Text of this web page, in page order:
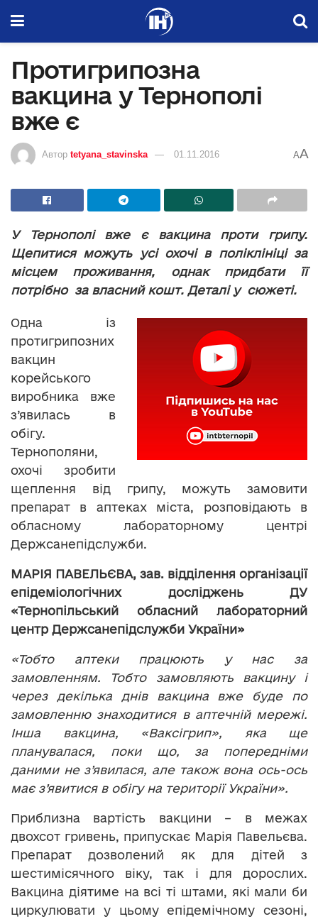
Протигрипозна
вакцина у Тернополі
вже є
Автор tetyana_stavinska 01.11.2016 AA
У Тернополі вже є вакцина проти грипу.
Щепитися можуть усі охочі в поліклініці за
місцем проживання, однак придбати її
потрібно за власний кошт. Деталі у сюжеті.
Одна із
протигрипозних
вакцин
корейського
виробника вже
з’явилась в
обігу.
Тернополяни,
охочі зробити
щеплення від грипу, можуть замовити
препарат в аптеках міста, розповідають в
обласному лабораторному центрі
Держсанепідслужби.
МАРІЯ ПАВЕЛЬЄВА, зав. відділення організації
епідеміологічних досліджень ДУ
«Тернопільський обласний лабораторний
центр Держсанепідслужби України»
«Тобто аптеки працюють у нас за
замовленням. Тобто замовляють вакцину і
через декілька днів вакцина вже буде по
замовленню знаходитися в аптечній мережі.
Інша вакцина, «Ваксігрип», яка ще
планувалася, поки що, за попередніми
даними не з’явилася, але також вона ось-ось
має з’явитися в обігу на території України».
Приблизна вартість вакцини – в межах
двохсот гривень, припускає Марія Павельєва.
Препарат дозволений як для дітей з
шестимісячного віку, так і для дорослих.
Вакцина діятиме на всі ті штами, які мали би
циркулювати у цьому епідемічному сезоні,